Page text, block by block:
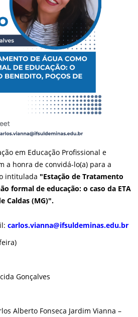
em Educação Profissional e
a honra de convidá-lo(a) para a
intitulada "Estação de Tratamento
formal de educação: o caso da ETA
Caldas (MG)".
carlos.vianna@ifsuldeminas.edu.br
Gonçalves
Alberto Fonseca Jardim Vianna –